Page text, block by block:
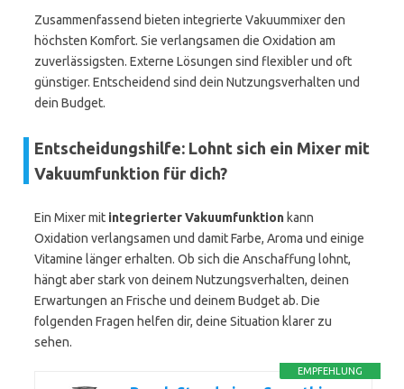
Zusammenfassend bieten integrierte Vakuummixer den
höchsten Komfort. Sie verlangsamen die Oxidation am
zuverlässigsten. Externe Lösungen sind flexibler und oft
günstiger. Entscheidend sind dein Nutzungsverhalten und
dein Budget.
Entscheidungshilfe: Lohnt sich ein Mixer mit
Vakuumfunktion für dich?
Ein Mixer mit integrierter Vakuumfunktion kann
Oxidation verlangsamen und damit Farbe, Aroma und einige
Vitamine länger erhalten. Ob sich die Anschaffung lohnt,
hängt aber stark von deinem Nutzungsverhalten, deinen
Erwartungen an Frische und deinem Budget ab. Die
folgenden Fragen helfen dir, deine Situation klarer zu
sehen.
EMPFEHLUNG